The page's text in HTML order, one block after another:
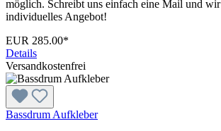
möglich. Schreibt uns einfach eine Mail und
individuelles Angebot!
EUR 285.00*
Details
Versandkostenfrei
Bassdrum Aufkleber